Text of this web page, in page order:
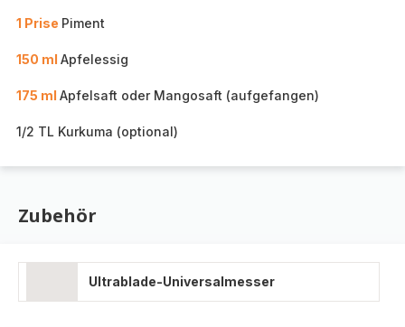
1 Prise Piment
150 ml Apfelessig
175 ml Apfelsaft oder Mangosaft (aufgefangen)
1/2 TL Kurkuma (optional)
Zubehör
Ultrablade-Universalmesser